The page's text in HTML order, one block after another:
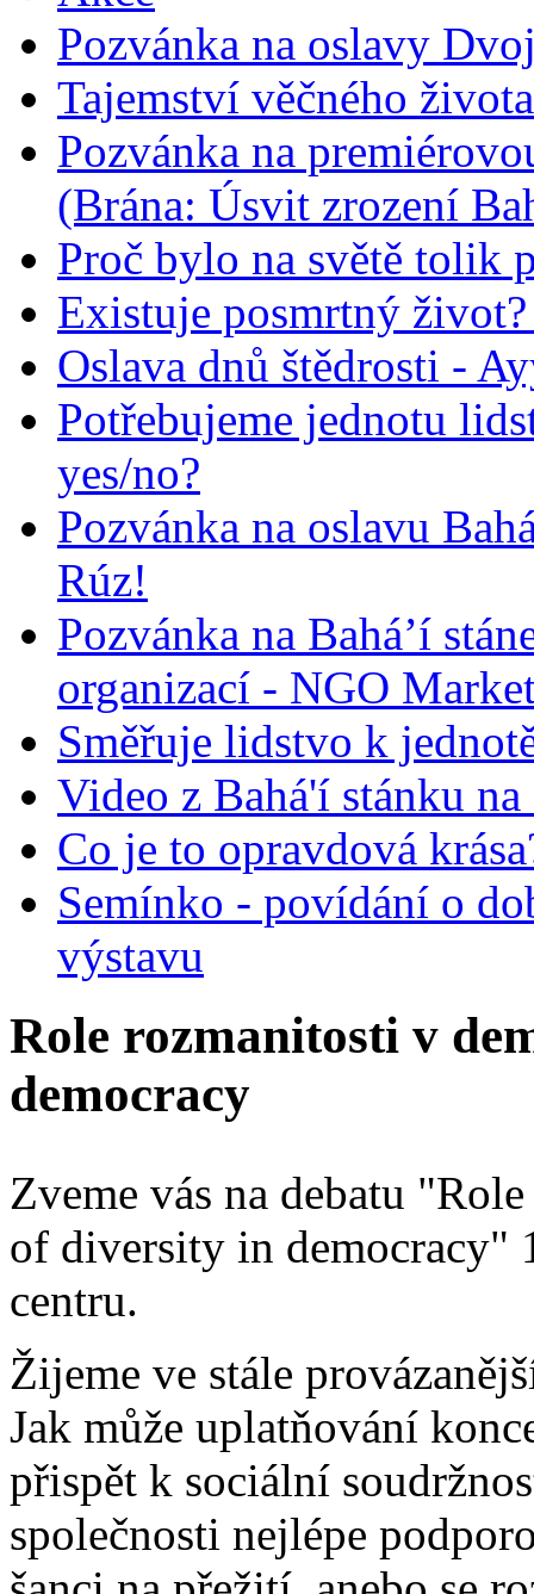
Pozvánka na oslavy
Tajemství věčného života
Pozvánka na
(Brána: Úsvit zrození
Proč bylo na světě tolik
Existuje posmrtný
Oslava dnů štědrosti -
Potřebujeme jednotu
yes/no?
Pozvánka na oslavu
Rúz!
Pozvánka na Bahá’í
organizací - NGO
Směřuje lidstvo k
Video z Bahá'í stánku
Co je to opravdová
Semínko - povídání o
výstavu
Role rozmanitosti v
democracy
Zveme vás na debatu
of diversity in democracy"
centru.
Žijeme ve stále
Jak může uplatňování
přispět k sociální
společnosti nejlépe